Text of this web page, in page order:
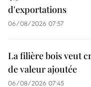
d'exportations
06/08/2026 07:57
La filière bois veut
de valeur ajoutée
06/08/2026 07:45